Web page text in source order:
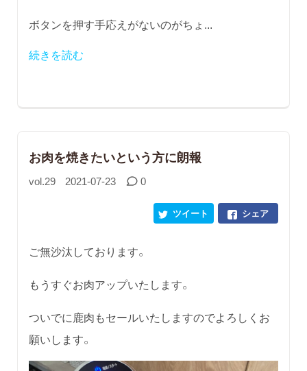
ボタンを押す手応えがないのがちょ...
続きを読む
お肉を焼きたいという方に朗報
vol.29 2021-07-23 0
シェア
ツイート
ご無沙汰しております。
もうすぐお肉アップいたします。
ついでに鹿肉もセールいたしますのでよろしくお
願いします。